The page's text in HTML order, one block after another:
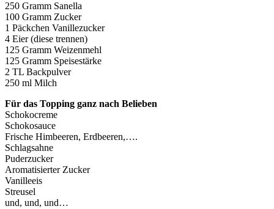
250 Gramm Sanella
100 Gramm Zucker
1 Päckchen Vanillezucker
4 Eier (diese trennen)
125 Gramm Weizenmehl
125 Gramm Speisestärke
2 TL Backpulver
250 ml Milch
Für das Topping ganz nach Belieben
Schokocreme
Schokosauce
Frische Himbeeren, Erdbeeren,….
Schlagsahne
Puderzucker
Aromatisierter Zucker
Vanilleeis
Streusel
und, und, und…